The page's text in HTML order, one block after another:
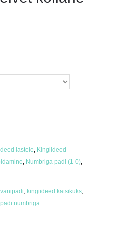
lastele Kingiideed
Numbriga padi (1-0)
,kingiideed katsikuks
,padi numbriga